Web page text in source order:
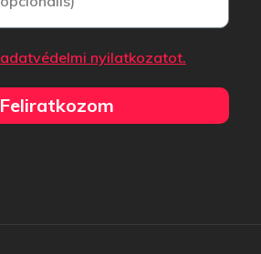
adatvédelmi nyilatkozatot.
Feliratkozom